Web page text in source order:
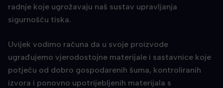
radnje koje ugrožavaju naš sustav upravljanja
sigurnošću tiska.
Uvijek vodimo računa da u svoje proizvode
ugrađujemo vjerodostojne materijale i sastavnice koje
potječu od dobro gospodarenih šuma, kontroliranih
izvora i ponovno upotrijebljenih materijala s